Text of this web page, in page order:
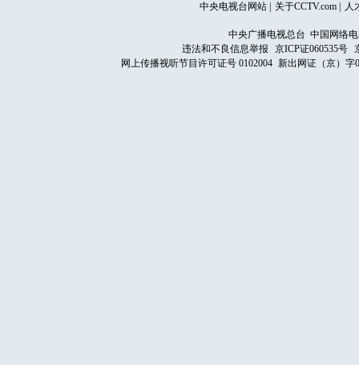
中央电视台网站 关于CCTV.com 人
中央广播电视总台 中国网络
违法和不良信息举报
京ICP证060535号
网上传播视听节目许可证号 0102004 新出网证（京）